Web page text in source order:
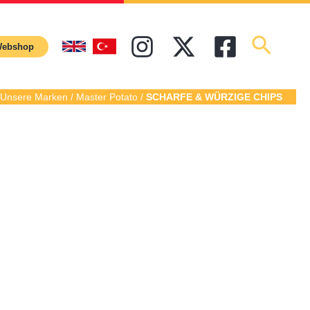
Marken / Master Potato / SCHARFE & WÜRZIGE CHIPS